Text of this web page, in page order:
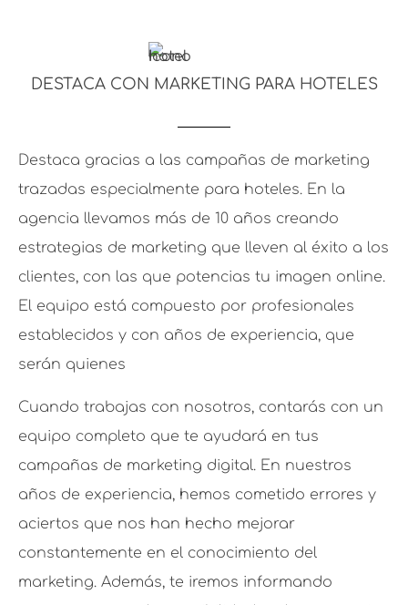
DESTACA CON MARKETING PARA HOTELES
Destaca gracias a las campañas de marketing
trazadas especialmente para hoteles. En la
agencia llevamos más de 10 años creando
estrategias de marketing que lleven al éxito a los
clientes, con las que potencias tu imagen online.
El equipo está compuesto por profesionales
establecidos y con años de experiencia, que
serán quienes
Cuando trabajas con nosotros, contarás con un
equipo completo que te ayudará en tus
campañas de marketing digital. En nuestros
años de experiencia, hemos cometido errores y
aciertos que nos han hecho mejorar
constantemente en el conocimiento del
marketing. Además, te iremos informando